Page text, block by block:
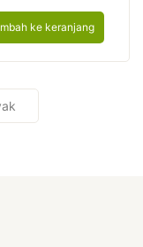
ke keranjang